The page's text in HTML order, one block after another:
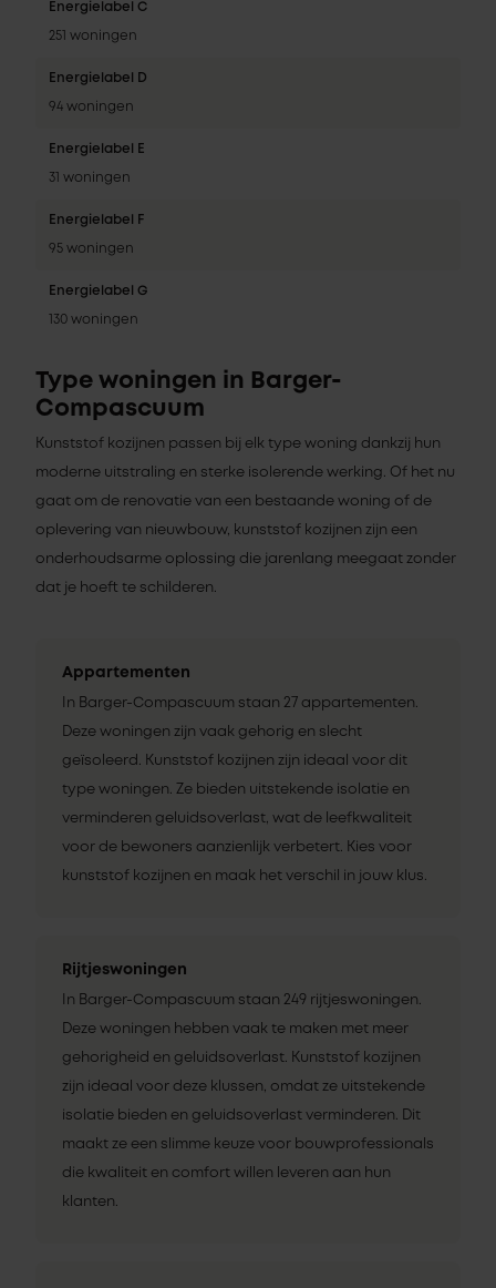
Energielabel C
251 woningen
Energielabel D
94 woningen
Energielabel E
31 woningen
Energielabel F
95 woningen
Energielabel G
130 woningen
Type woningen in Barger-
Compascuum
Kunststof kozijnen passen bij elk type woning dankzij hun
moderne uitstraling en sterke isolerende werking. Of het nu
gaat om de renovatie van een bestaande woning of de
oplevering van nieuwbouw, kunststof kozijnen zijn een
onderhoudsarme oplossing die jarenlang meegaat zonder
dat je hoeft te schilderen.
Appartementen
In Barger-Compascuum staan 27 appartementen.
Deze woningen zijn vaak gehorig en slecht
geïsoleerd. Kunststof kozijnen zijn ideaal voor dit
type woningen. Ze bieden uitstekende isolatie en
verminderen geluidsoverlast, wat de leefkwaliteit
voor de bewoners aanzienlijk verbetert. Kies voor
kunststof kozijnen en maak het verschil in jouw klus.
Rijtjeswoningen
In Barger-Compascuum staan 249 rijtjeswoningen.
Deze woningen hebben vaak te maken met meer
gehorigheid en geluidsoverlast. Kunststof kozijnen
zijn ideaal voor deze klussen, omdat ze uitstekende
isolatie bieden en geluidsoverlast verminderen. Dit
maakt ze een slimme keuze voor bouwprofessionals
die kwaliteit en comfort willen leveren aan hun
klanten.